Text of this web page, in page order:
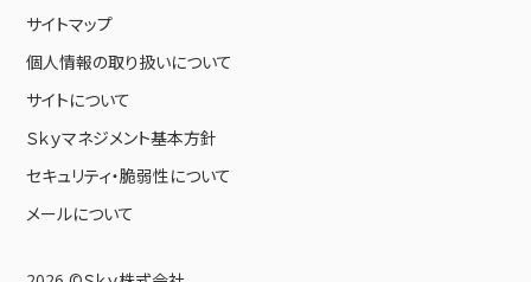
サイトマップ
個人情報の取り扱いについて
サイトについて
Ｓｋｙマネジメント基本方針
セキュリティ・脆弱性について
メールについて